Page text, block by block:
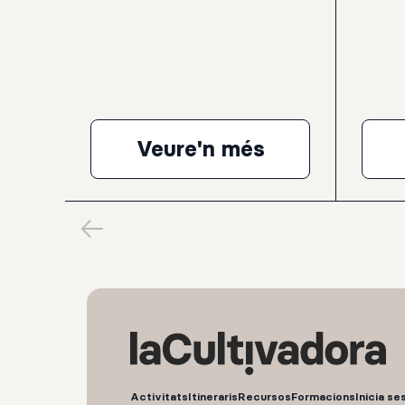
Veure'n mésPierre Laurent
ActivitatsItinerarisRecursosFormacionsInicia